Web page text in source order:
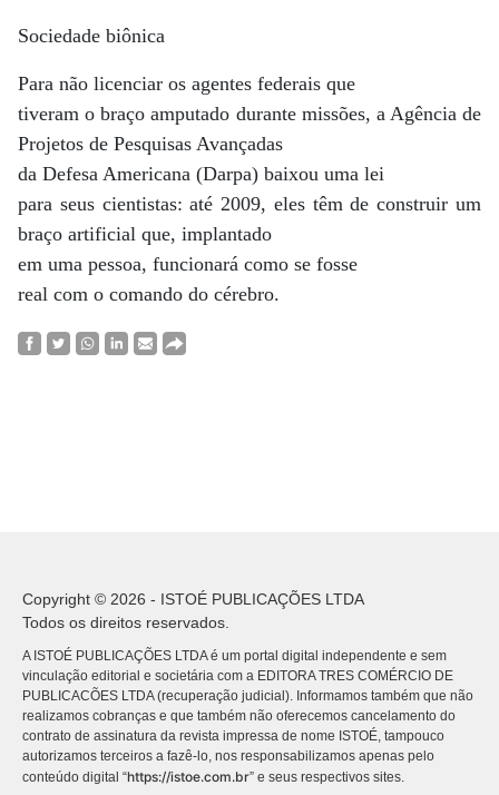
Sociedade biônica
Para não licenciar os agentes federais que
tiveram o braço amputado durante missões, a Agência de
Projetos de Pesquisas Avançadas
da Defesa Americana (Darpa) baixou uma lei
para seus cientistas: até 2009, eles têm de construir um
braço artificial que, implantado
em uma pessoa, funcionará como se fosse
real com o comando do cérebro.
Copyright © 2026 - ISTOÉ PUBLICAÇÕES LTDA
Todos os direitos reservados.
A ISTOÉ PUBLICAÇÕES LTDA é um portal digital independente e sem
vinculação editorial e societária com a EDITORA TRES COMÉRCIO DE
PUBLICACÕES LTDA (recuperação judicial). Informamos também que não
realizamos cobranças e que também não oferecemos cancelamento do
contrato de assinatura da revista impressa de nome ISTOÉ, tampouco
autorizamos terceiros a fazê-lo, nos responsabilizamos apenas pelo
conteúdo digital “https://istoe.com.br” e seus respectivos sites.